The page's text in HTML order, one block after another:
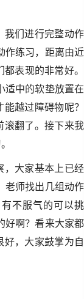
我们进行完整动作
作练习，距离由近
表现的非常好。
适中的软垫放置在
越过障碍物呢？
滚翻了。接下来我
，大家基本上已经
老师找出几组动作
不服气的可以挑
好啊？看来大家都
好，大家鼓掌为自